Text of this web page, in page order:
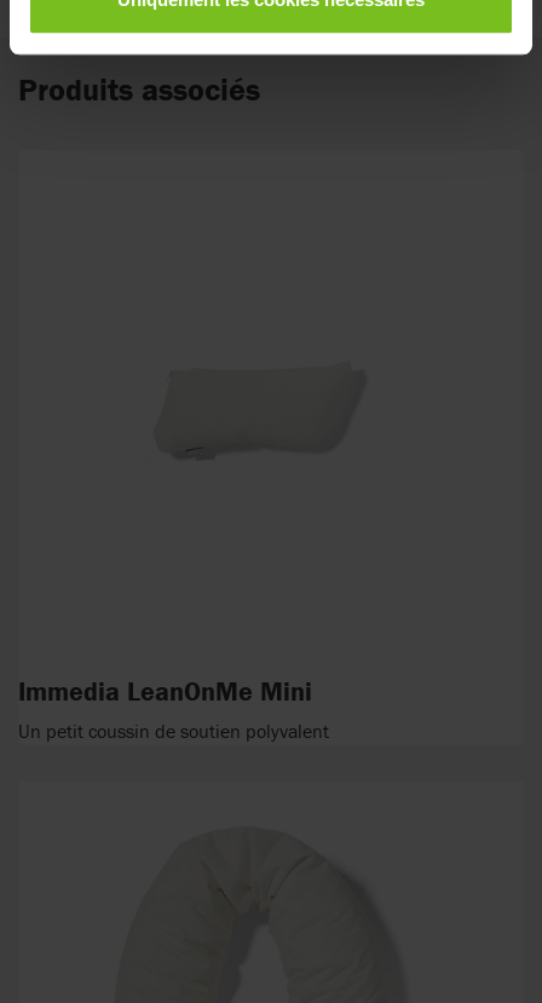
Produits associés
Immedia LeanOnMe Mini
Un petit coussin de soutien polyvalent